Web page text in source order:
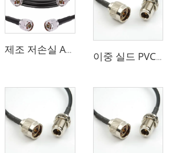
제조 저손실 ALSR600 10D-FB 라디오 안테나 스테이션 50 옴 동축 케이블 통신 시스템용
이중 실드 PVC 고체 PE 절연 유연한 동축 케이블 RG214 동축 케이블